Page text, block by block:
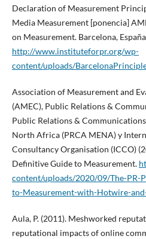
Declaration of Measurement
Media Measurement [ponencia]
on Measurement. Barcelona,
http://www.instituteforpr.org/wp-
content/uploads/
Association of Measurement and
(AMEC), Public Relations &
Public Relations &
North Africa (PRCA MENA) y
Consultancy Organisation (ICCO)
Definitive Guide to Measurement.
content/uploads/2020/09/The-PR-
to-Measurement-with-Hotwire-
Aula, P. (2011). Meshworked
reputational impacts of online